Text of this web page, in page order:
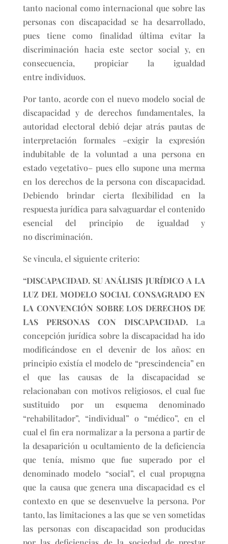
tanto nacional como internacional que sobre las
personas con discapacidad se ha desarrollado,
pues tiene como finalidad última evitar la
discriminación hacia este sector social y, en
consecuencia, propiciar la igualdad
entre individuos.
Por tanto, acorde con el nuevo modelo social de
discapacidad y de derechos fundamentales, la
autoridad electoral debió dejar atrás pautas de
interpretación formales –exigir la expresión
indubitable de la voluntad a una persona en
estado vegetativo– pues ello supone una merma
en los derechos de la persona con discapacidad.
Debiendo brindar cierta flexibilidad en la
respuesta jurídica para salvaguardar el contenido
esencial del principio de igualdad y
no discriminación.
Se vincula, el siguiente criterio:
“DISCAPACIDAD. SU ANÁLISIS JURÍDICO A LA
LUZ DEL MODELO SOCIAL CONSAGRADO EN
LA CONVENCIÓN SOBRE LOS DERECHOS DE
LAS PERSONAS CON DISCAPACIDAD. La
concepción jurídica sobre la discapacidad ha ido
modificándose en el devenir de los años: en
principio existía el modelo de “prescindencia” en
el que las causas de la discapacidad se
relacionaban con motivos religiosos, el cual fue
sustituido por un esquema denominado
“rehabilitador”, “individual” o “médico”, en el
cual el fin era normalizar a la persona a partir de
la desaparición u ocultamiento de la deficiencia
que tenía, mismo que fue superado por el
denominado modelo “social”, el cual propugna
que la causa que genera una discapacidad es el
contexto en que se desenvuelve la persona. Por
tanto, las limitaciones a las que se ven sometidas
las personas con discapacidad son producidas